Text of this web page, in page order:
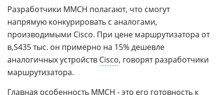
Разработчики ММСН полагают, что смогут
напрямую конкурировать с аналогами,
производимыми Cisco. При цене маршрутизатора от
435 тыс. он примерно на 15% дешевле
аналогичных устройств Cisco, говорят разработчики
маршрутизатора.
Главная особенность ММСН - это его готовность к